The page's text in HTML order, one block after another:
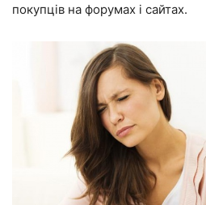
покупців на форумах і сайтах.